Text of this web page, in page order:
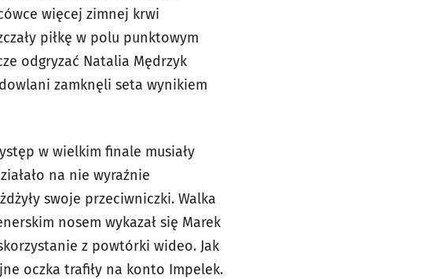
więcej zimnej krwi
piłkę w polu punktowym
odgryzać Natalia Mędrzyk
zamknęli seta wynikiem
w wielkim finale musiały
na nie wyraźnie
swoje przeciwniczki. Walka
nosem wykazał się Marek
z powtórki wideo. Jak
oczka trafiły na konto Impelek.